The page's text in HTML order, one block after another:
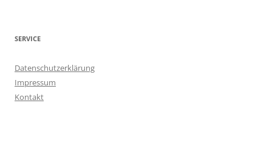
SERVICE
Datenschutzerklärung
Impressum
Kontakt